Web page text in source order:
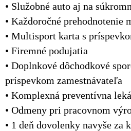
• Služobné auto aj na
• Každoročné prehodnotenie
• Multisport karta s
• Firemné podujatia
• Doplnkové dôchodkové
príspevkom zamestnávateľa
• Komplexná preventívna
• Odmeny pri pracovnom
• 1 deň dovolenky navyše za